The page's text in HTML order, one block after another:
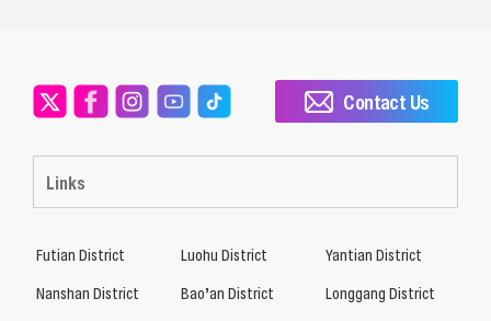
Links
Contact Us
Futian District Luohu District
Yantian District
Nanshan District
Bao’an District
Longgang District